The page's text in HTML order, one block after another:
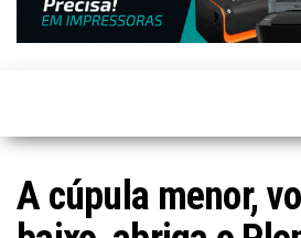
Goiânia
A cúpula menor,